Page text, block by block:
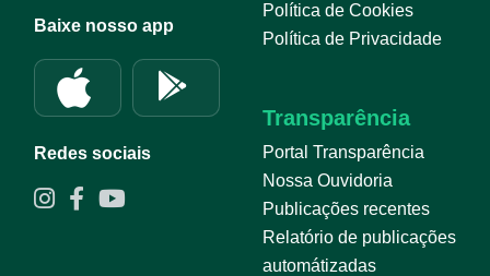
Baixe nosso app
Redes sociais
Política de Cookies
Política de Privacidade
Transparência
Portal Transparência
Nossa Ouvidoria
Publicações recentes
Relatório de publicações
automátizadas